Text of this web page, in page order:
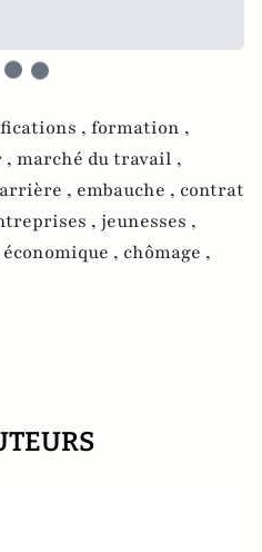
, formation ,
, marché du travail ,
, embauche , contrat
, jeunesses ,
, chômage ,